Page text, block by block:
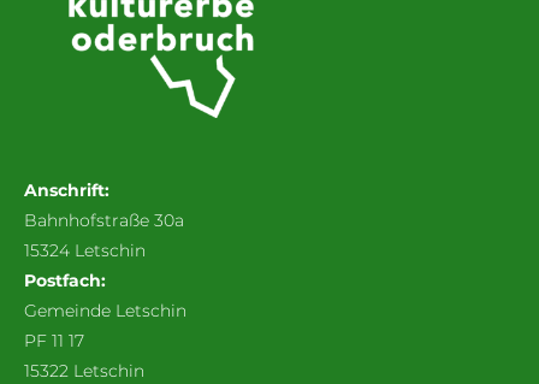
Anschrift:
Bahnhofstraße 30a
15324 Letschin
Postfach:
Gemeinde Letschin
PF 11 17
15322 Letschin